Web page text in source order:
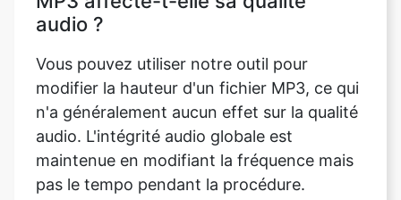
modifier la hauteur d'un fichier MP3, ce qui
n'a généralement aucun effet sur la qualité
audio. L'intégrité audio globale est
maintenue en modifiant la fréquence mais
pas le tempo pendant la procédure.
Puis-je utiliser des outils de